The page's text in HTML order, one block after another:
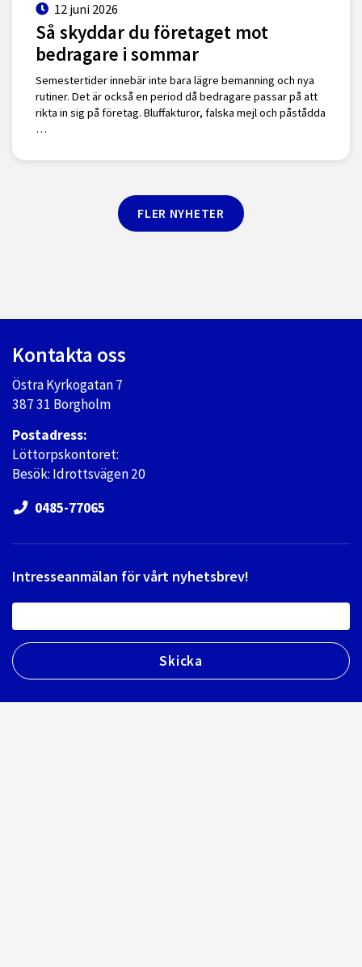
12 juni 2026
Så skyddar du företaget mot
bedragare i sommar
Semestertider innebär inte bara lägre bemanning och nya
rutiner. Det är också en period då bedragare passar på att
rikta in sig på företag. Bluffakturor, falska mejl och påstådda
…
FLER NYHETER
Kontakta oss
Östra Kyrkogatan 7
387 31 Borgholm
Postadress:
Löttorpskontoret:
Besök: Idrottsvägen 20
0485-77065
Intresseanmälan för vårt nyhetsbrev!